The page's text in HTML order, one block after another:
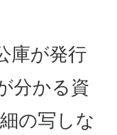
庫が発行
分かる資
の写しな